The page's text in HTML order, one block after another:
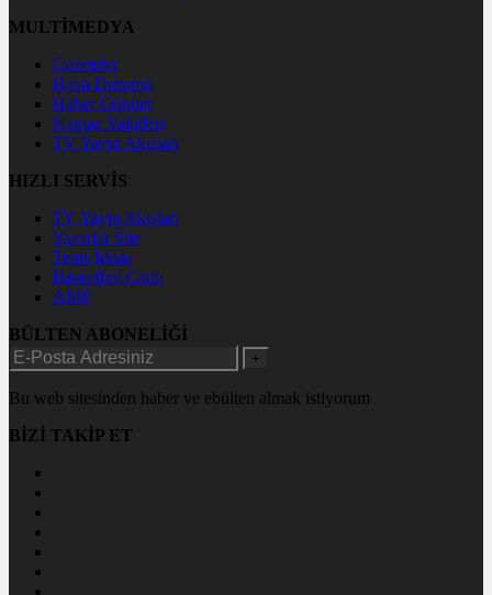
MULTİMEDYA
Gazeteler
Hava Durumu
Haber Gönder
Namaz Vakitleri
TV Yayın Akışları
HIZLI SERVİS
TV Yayın Akışları
Yazarlar Site
Tenis İddaa
Basketbol Canlı
AMP
BÜLTEN ABONELİĞİ
+
Bu web sitesinden haber ve ebülten almak istiyorum
BİZİ TAKİP ET